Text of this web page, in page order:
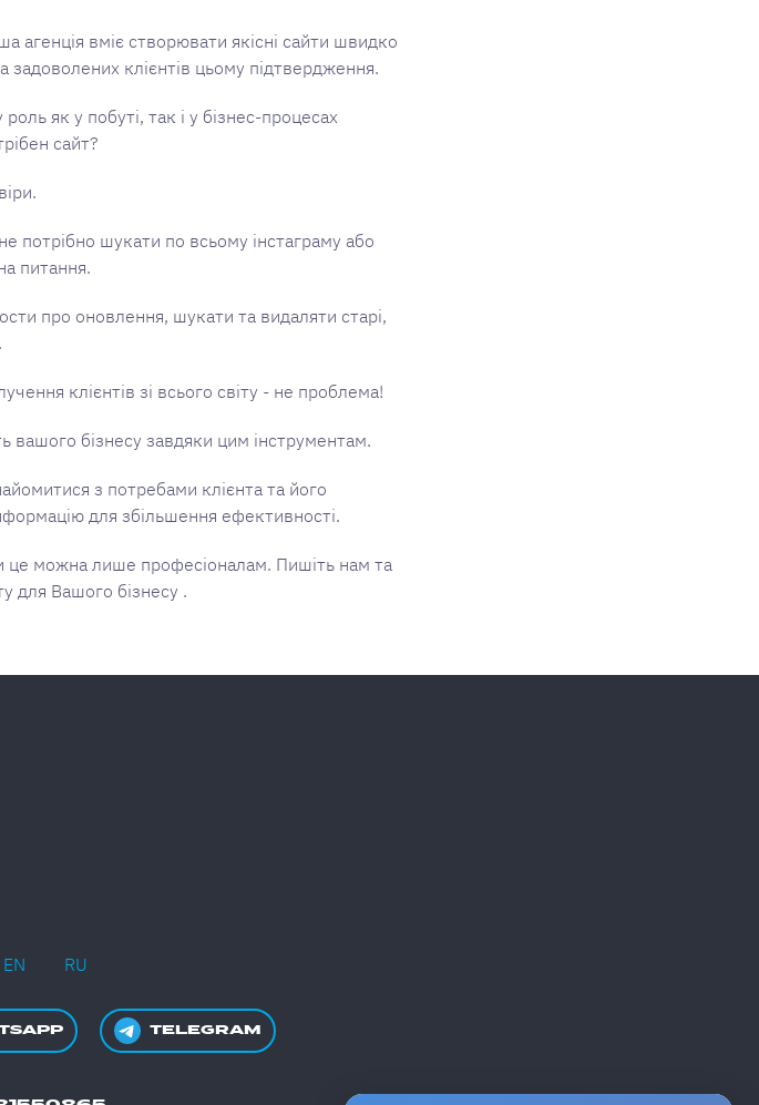
агенція вміє створювати якісні сайти швидко
клієнтів цьому підтвердження.
як у побуті, так і у бізнес-процесах
сайт?
потрібно шукати по всьому інстаграму або
питання.
про оновлення, шукати та видаляти старі,
клієнтів зі всього світу - не проблема!
вашого бізнесу завдяки цим інструментам.
з потребами клієнта та його
для збільшення ефективності.
це можна лише професіоналам. Пишіть нам та
для Вашого бізнесу .
EN RU
TELEGRAM